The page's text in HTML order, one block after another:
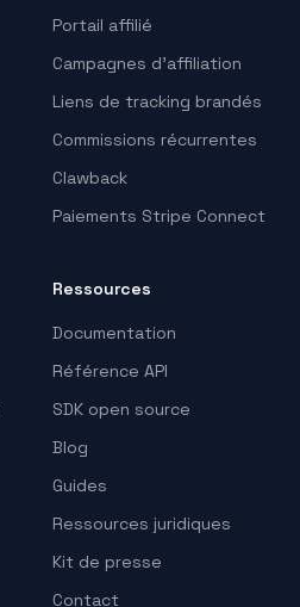
Portail affilié
Campagnes d’affiliation
Liens de tracking brandés
Commissions récurrentes
Clawback
Paiements Stripe Connect
Ressources
Documentation
Référence API
SDK open source
Blog
Guides
Ressources juridiques
Kit de presse
Contact